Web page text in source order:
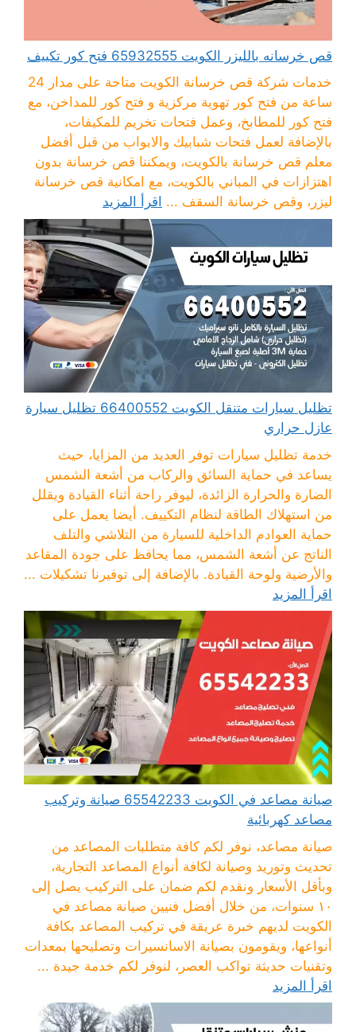
قص خرسانه بالليزر الكويت 65932555 فتح كور تكييف
خدمات شركة قص خرسانة الكويت متاحة على مدار 24
ساعة من فتح كور تهوية مركزية و فتح كور للمداخن، مع
فتح كور للمطابخ، وعمل فتحات تخريم للمكيفات،
بالإضافة لعمل فتحات شبابيك والابواب من قبل أفضل
معلم قص خرسانة بالكويت، ويمكننا قص خرسانة بدون
اهتزازات في المباني بالكويت، مع امكانية قص خرسانة
ليزر، وقص خرسانة السقف ... اقرأ المزيد
تظليل سيارات متنقل الكويت 66400552 تظليل سيارة
عازل حراري
خدمة تظليل سيارات توفر العديد من المزايا، حيث
يساعد في حماية السائق والركاب من أشعة الشمس
الضارة والحرارة الزائدة، ليوفر راحة أثناء القيادة ويقلل
من استهلاك الطاقة لنظام التكييف. أيضا يعمل على
حماية العوادم الداخلية للسيارة من التلاشي والتلف
الناتج عن أشعة الشمس، مما يحافظ على جودة المقاعد
والأرضية ولوحة القيادة. بالإضافة إلى توفيرنا تشكيلات ...
اقرأ المزيد
صيانة مصاعد في الكويت 65542233 صيانة وتركيب
مصاعد كهربائية
صيانة مصاعد، نوفر لكم كافة متطلبات المصاعد من
تحديث وتوريد وصيانة لكافة أنواع المصاعد التجارية،
وبأقل الأسعار ونقدم لكم ضمان على التركيب يصل إلى
١٠ سنوات، من خلال أفضل فنيين صيانة مصاعد في
الكويت لديهم خبرة عريقة في تركيب المصاعد بكافة
أنواعها، ويقومون بصيانة الاسانسيرات وتصليحها بمعدات
وتقنيات حديثة تواكب العصر، لنوفر لكم خدمة جيدة ...
اقرأ المزيد